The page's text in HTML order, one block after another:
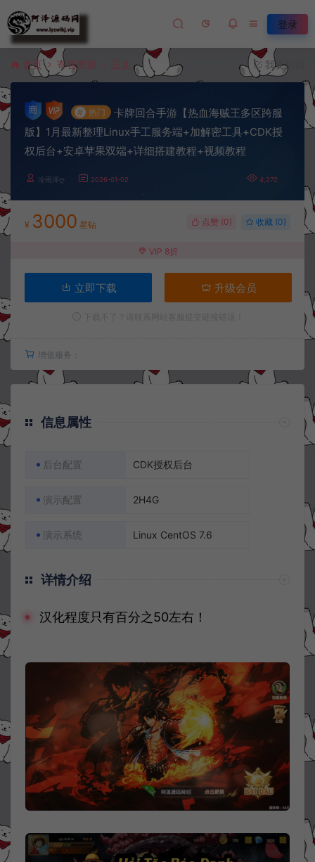
登录
首页 寄售资源 正文 我要投稿
# 热门
卡牌回合手游【热血海贼王多区跨服
版】1月最新整理Linux手工服务端+加解密工具+CDK授
权后台+安卓苹果双端+详细搭建教程+视频教程
冷雨泽ღ 2026-01-02 4,272
¥ 3000 星钻 点赞 (0) 收藏 (0)
VIP 8折
立即下载 升级会员
增值服务：
信息属性
后台配置 CDK授权后台
演示配置 2H4G
演示系统 Linux CentOS 7.6
详情介绍
汉化程度只有百分之50左右！